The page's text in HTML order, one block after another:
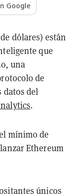
Google
dólares) están
que
una
de
datos del
.
mínimo de
Ethereum
únicos